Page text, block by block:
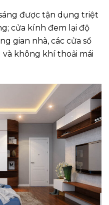
được tận dụng triệt
cửa kính đem lại độ
gian nhà, các cửa sổ
và không khí thoải mái